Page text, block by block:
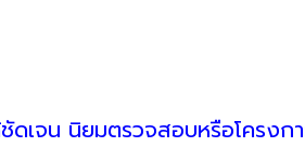
เจน นิยมตรวจสอบหรือโครง